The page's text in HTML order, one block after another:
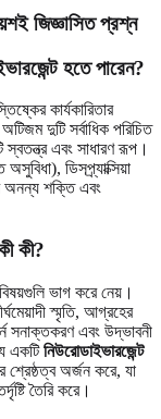
জিজ্ঞাসিত প্রশ্ন
হতে পারেন?
কার্যকারিতার
দুটি সর্বাধিক পরিচিত
স্বতন্ত্র এবং সাধারণ রূপ।
ডিসপ্র্যাক্সিয়া
অনন্য শক্তি এবং
কী?
ভাগ করে নেয়।
স্মৃতি, আগ্রহের
সনাক্তকরণ এবং উদ্ভাবনী
একটিনিউরোডাইভারজেন্ট
অর্জন করে, যা
তৈরি করে।